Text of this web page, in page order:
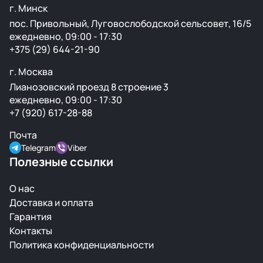
г. Минск
пос. Привольный, Луговослободской сельсовет, 16/5
ежедневно, 09:00 - 17:30
+375 (29) 644-21-90
г. Москва
Лианозовский проезд 8 строение 3
ежедневно, 09:00 - 17:30
+7 (920) 617-28-88
Почта
Telegram Viber
Полезные ссылки
О нас
Доставка и оплата
Гарантия
Контакты
Политика конфиденциальности